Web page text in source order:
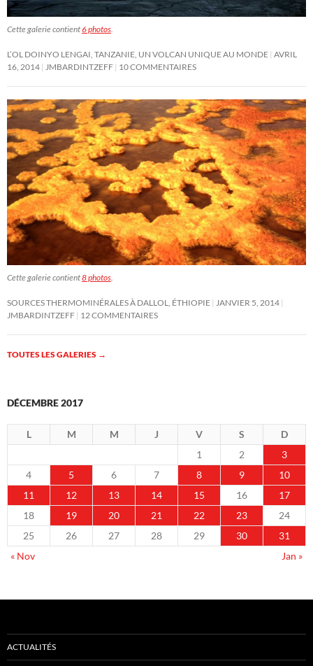
Cette galerie contient6 photos.
L’OL DOINYO LENGAI, TANZANIE, UN VOLCAN UNIQUE AU MONDE AVRIL
16, 2014 JMBARDINTZEFF 10 COMMENTAIRES
Cette galerie contient8 photos.
SOURCES THERMOMINÉRALES À DALLOL, ÉTHIOPIE JANVIER 5, 2014
JMBARDINTZEFF 12 COMMENTAIRES
TOUTES LES GALERIES →
DÉCEMBRE 2017
L M M J V S
D
1
2
3
4
5 6 7 8 9
10
11
12 13 14 15 16
17
18
19 20 21 22 23
24
25
26 27 28 29 30
31
« Nov
Jan »
ACTUALITÉS